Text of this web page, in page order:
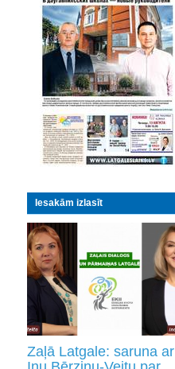
Iesakām izlasīt
Zaļā Latgale: saruna ar